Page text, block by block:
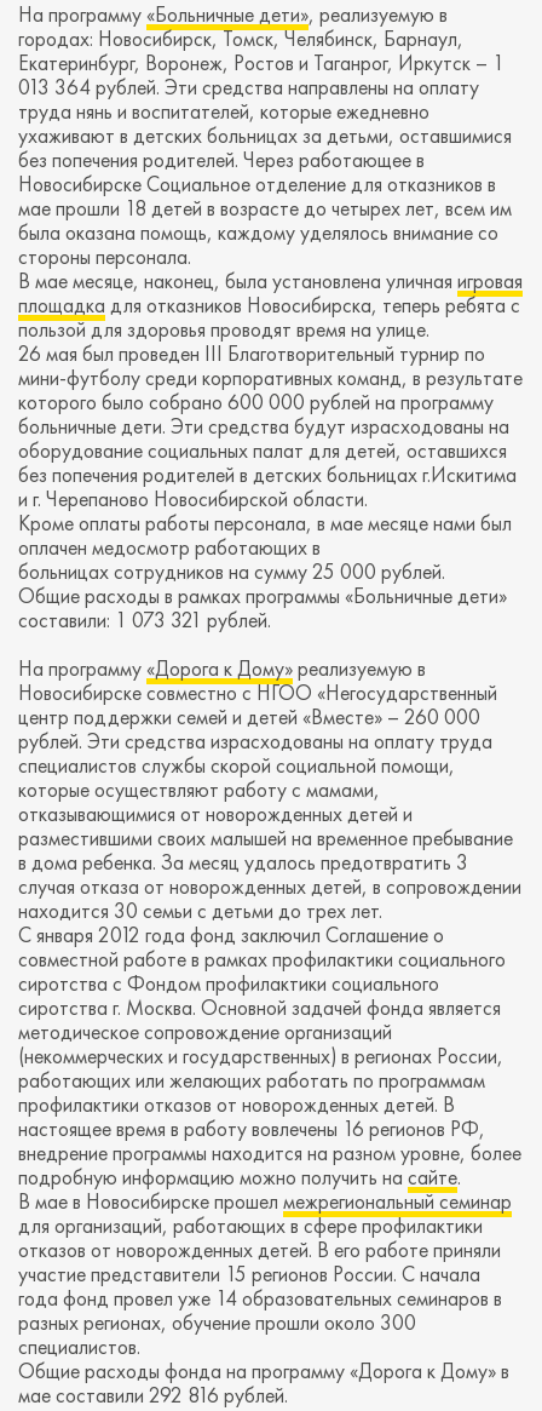
На программу «Больничные дети», реализуемую в
городах: Новосибирск, Томск, Челябинск, Барнаул,
Екатеринбург, Воронеж, Ростов и Таганрог, Иркутск – 1
013 364 рублей. Эти средства направлены на оплату
труда нянь и воспитателей, которые ежедневно
ухаживают в детских больницах за детьми, оставшимися
без попечения родителей. Через работающее в
Новосибирске Социальное отделение для отказников в
мае прошли 18 детей в возрасте до четырех лет, всем им
была оказана помощь, каждому уделялось внимание со
стороны персонала.
В мае месяце, наконец, была установлена уличная игровая
площадка для отказников Новосибирска, теперь ребята с
пользой для здоровья проводят время на улице.
26 мая был проведен III Благотворительный турнир по
мини-футболу среди корпоративных команд, в результате
которого было собрано 600 000 рублей на программу
больничные дети. Эти средства будут израсходованы на
оборудование социальных палат для детей, оставшихся
без попечения родителей в детских больницах г.Искитима
и г. Черепаново Новосибирской области.
Кроме оплаты работы персонала, в мае месяце нами был
оплачен медосмотр работающих в
больницах сотрудников на сумму 25 000 рублей.
Общие расходы в рамках программы «Больничные дети»
составили: 1 073 321 рублей.
На программу «Дорога к Дому»реализуемую в
Новосибирске совместно с НГОО «Негосударственный
центр поддержки семей и детей «Вместе» – 260 000
рублей. Эти средства израсходованы на оплату труда
специалистов службы скорой социальной помощи,
которые осуществляют работу с мамами,
отказывающимися от новорожденных детей и
разместившими своих малышей на временное пребывание
в дома ребенка. За месяц удалось предотвратить 3
случая отказа от новорожденных детей, в сопровождении
находится 30 семьи с детьми до трех лет.
С января 2012 года фонд заключил Соглашение о
совместной работе в рамках профилактики социального
сиротства с Фондом профилактики социального
сиротства г. Москва. Основной задачей фонда является
методическое сопровождение организаций
(некоммерческих и государственных) в регионах России,
работающих или желающих работать по программам
профилактики отказов от новорожденных детей. В
настоящее время в работу вовлечены 16 регионов РФ,
внедрение программы находится на разном уровне, более
подробную информацию можно получить на сайте.
В мае в Новосибирске прошел межрегиональный семинар
для организаций, работающих в сфере профилактики
отказов от новорожденных детей. В его работе приняли
участие представители 15 регионов России. С начала
года фонд провел уже 14 образовательных семинаров в
разных регионах, обучение прошли около 300
специалистов.
Общие расходы фонда на программу «Дорога к Дому» в
мае составили 292 816 рублей.